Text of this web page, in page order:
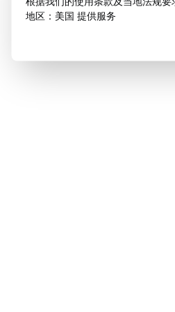
地区：美国 提供服务